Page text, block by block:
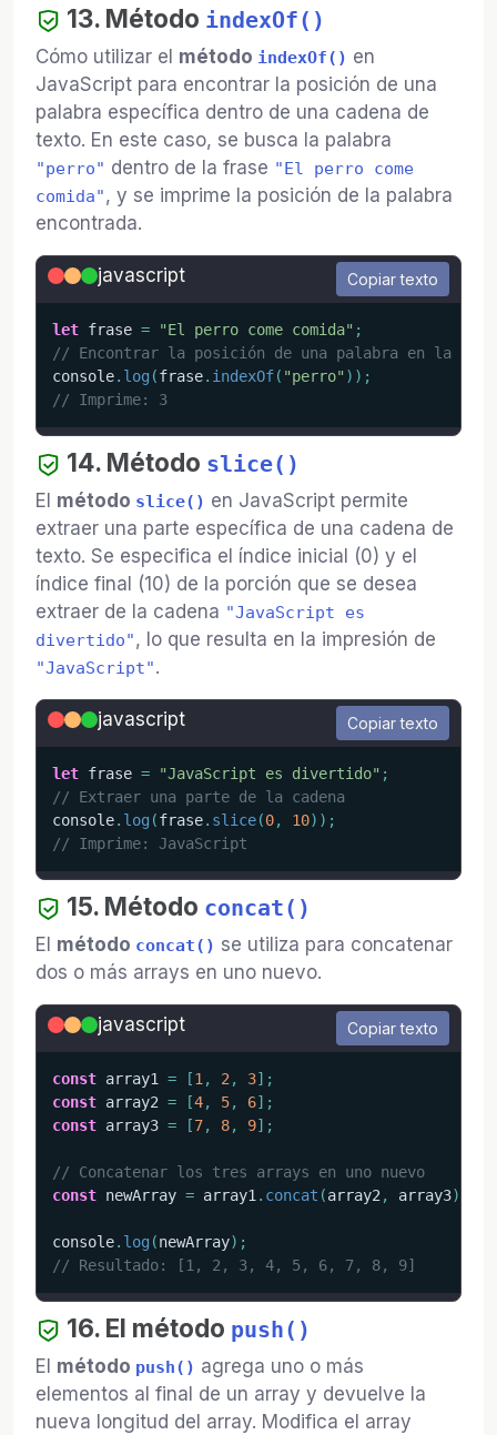
13. Método indexOf()
Cómo utilizar el método indexOf() en
JavaScript para encontrar la posición de una
palabra específica dentro de una cadena de
texto. En este caso, se busca la palabra
"perro" dentro de la frase "El perro come
comida", y se imprime la posición de la palabra
encontrada.
javascript Copiar texto
let frase = "El perro come comida" ;
// Encontrar la posición de una palabra en la
console. log (frase. indexOf( "perro" ) ) ;
// Imprime: 3
14. Método slice()
El método slice() en JavaScript permite
extraer una parte específica de una cadena de
texto. Se especifica el índice inicial (0) y el
índice final (10) de la porción que se desea
extraer de la cadena "JavaScript es
divertido", lo que resulta en la impresión de
"JavaScript".
javascript Copiar texto
let frase = "JavaScript es divertido" ;
// Extraer una parte de la cadena
console. log (frase. slice(0, 10) ) ;
// Imprime: JavaScript
15. Método concat()
El método concat() se utiliza para concatenar
dos o más arrays en uno nuevo.
javascript Copiar texto
const array1 = [1 , 2 , 3] ;
const array2 = [4, 5, 6] ;
const array3 = [7, 8, 9] ;
// Concatenar los tres arrays en uno nuevo
const newArray = array1 . concat (array2 , array3)
console. log (newArray) ;
// Resultado: [1, 2, 3, 4, 5, 6, 7, 8, 9]
16. El método push()
El método push() agrega uno o más
elementos al final de un array y devuelve la
nueva longitud del array. Modifica el array